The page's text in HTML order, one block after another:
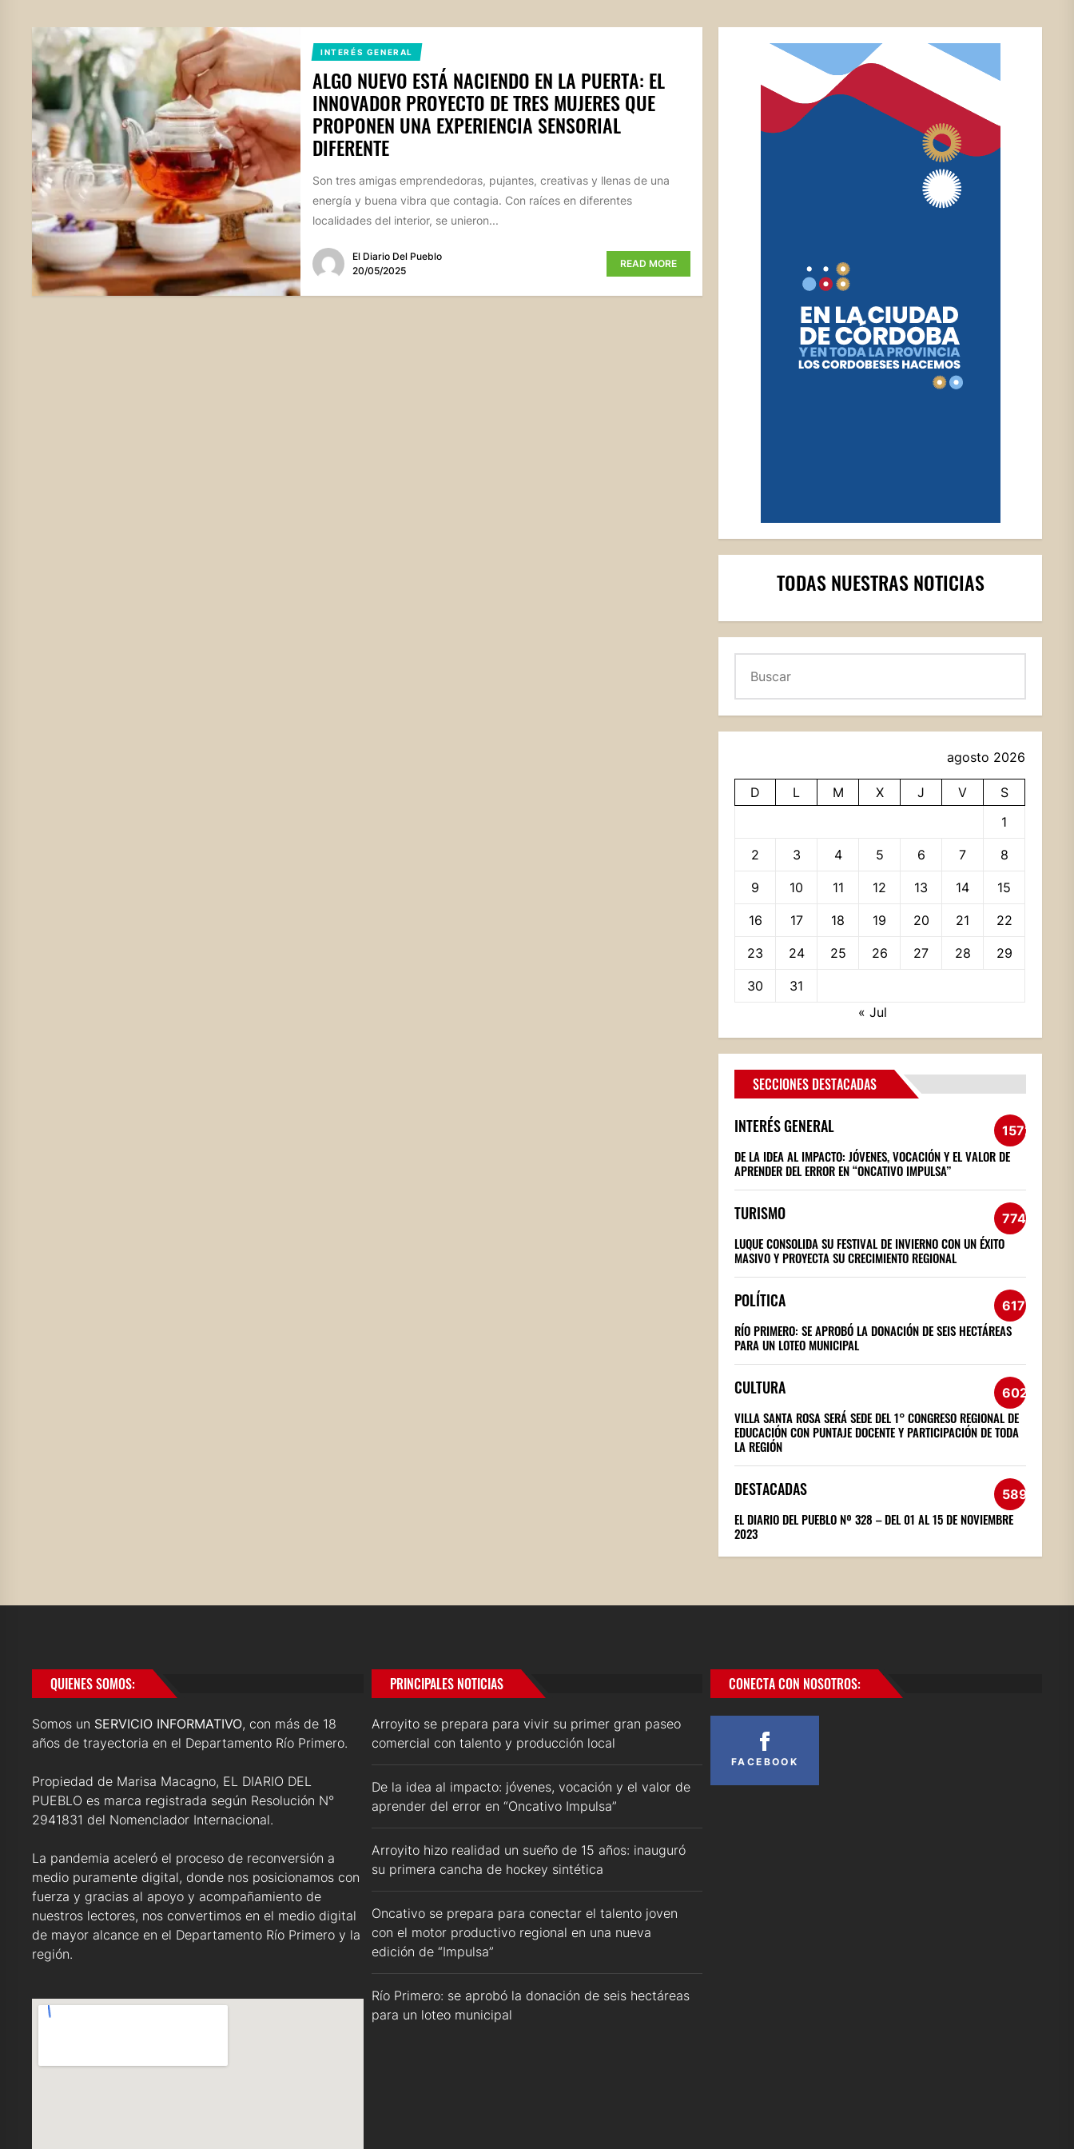
INTERÉS GENERAL
ALGO NUEVO ESTÁ NACIENDO EN LA PUERTA: EL
INNOVADOR PROYECTO DE TRES MUJERES QUE
PROPONEN UNA EXPERIENCIA SENSORIAL
DIFERENTE
Son tres amigas emprendedoras, pujantes, creativas y llenas de una
energía y buena vibra que contagia. Con raíces en diferentes
localidades del interior, se unieron...
El Diario Del Pueblo
20/05/2025
READ MORE
TODAS NUESTRAS NOTICIAS
agosto 2026
D L M X J V
S
1
2 3 4 5 6 7 8
9 10 11 12 13 14 15
16 17 18 19 20 21 22
23 24 25 26 27 28 29
30
31
« Jul
SECCIONES DESTACADAS
INTERÉS GENERAL 1572
DE LA IDEA AL IMPACTO: JÓVENES, VOCACIÓN Y EL VALOR DE
APRENDER DEL ERROR EN “ONCATIVO IMPULSA”
TURISMO 774
LUQUE CONSOLIDA SU FESTIVAL DE INVIERNO CON UN ÉXITO
MASIVO Y PROYECTA SU CRECIMIENTO REGIONAL
POLÍTICA 617
RÍO PRIMERO: SE APROBÓ LA DONACIÓN DE SEIS HECTÁREAS
PARA UN LOTEO MUNICIPAL
CULTURA 602
VILLA SANTA ROSA SERÁ SEDE DEL 1° CONGRESO REGIONAL DE
EDUCACIÓN CON PUNTAJE DOCENTE Y PARTICIPACIÓN DE TODA
LA REGIÓN
DESTACADAS 589
EL DIARIO DEL PUEBLO Nº 328 – DEL 01 AL 15 DE NOVIEMBRE
2023
QUIENES SOMOS:
Somos un SERVICIO INFORMATIVO, con más de 18
años de trayectoria en el Departamento Río Primero.
Propiedad de Marisa Macagno, EL DIARIO DEL
PUEBLO es marca registrada según Resolución N°
2941831 del Nomenclador Internacional.
La pandemia aceleró el proceso de reconversión a
medio puramente digital, donde nos posicionamos con
fuerza y gracias al apoyo y acompañamiento de
nuestros lectores, nos convertimos en el medio digital
de mayor alcance en el Departamento Río Primero y la
región.
PRINCIPALES NOTICIAS
Arroyito se prepara para vivir su primer gran paseo
comercial con talento y producción local
De la idea al impacto: jóvenes, vocación y el valor de
aprender del error en “Oncativo Impulsa”
Arroyito hizo realidad un sueño de 15 años: inauguró
su primera cancha de hockey sintética
Oncativo se prepara para conectar el talento joven
con el motor productivo regional en una nueva
edición de “Impulsa”
Río Primero: se aprobó la donación de seis hectáreas
para un loteo municipal
CONECTA CON NOSOTROS:
FACEBOOK